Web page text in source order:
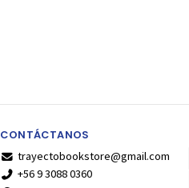
CONTÁCTANOS
trayectobookstore@gmail.com
+56 9 3088 0360